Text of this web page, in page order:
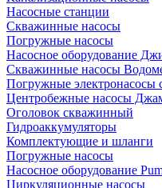
Насосные станции
Скважинные насосы
Погружные насосы
Насосное оборудование
Скважинные насосы
Погружные электронасосы
Центробежные насосы
Оголовок скважинный
Гидроаккумуляторы
Комплектующие и шланги
Погружные насосы
Насосное оборудование
Циркуляционные насосы